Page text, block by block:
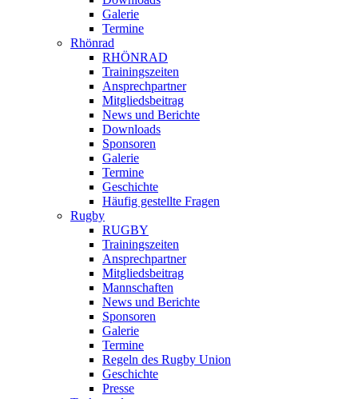
Galerie
Termine
Rhönrad
RHÖNRAD
Trainingszeiten
Ansprechpartner
Mitgliedsbeitrag
News und Berichte
Downloads
Sponsoren
Galerie
Termine
Geschichte
Häufig gestellte Fragen
Rugby
RUGBY
Trainingszeiten
Ansprechpartner
Mitgliedsbeitrag
Mannschaften
News und Berichte
Sponsoren
Galerie
Termine
Regeln des Rugby Union
Geschichte
Presse